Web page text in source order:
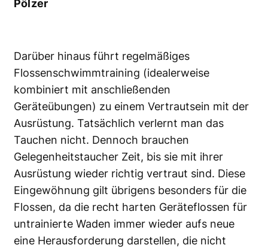
Pölzer
Darüber hinaus führt regelmäßiges
Flossenschwimmtraining (idealerweise
kombiniert mit anschließenden
Geräteübungen) zu einem Vertrautsein mit der
Ausrüstung. Tatsächlich verlernt man das
Tauchen nicht. Dennoch brauchen
Gelegenheitstaucher Zeit, bis sie mit ihrer
Ausrüstung wieder richtig vertraut sind. Diese
Eingewöhnung gilt übrigens besonders für die
Flossen, da die recht harten Geräteflossen für
untrainierte Waden immer wieder aufs neue
eine Herausforderung darstellen, die nicht